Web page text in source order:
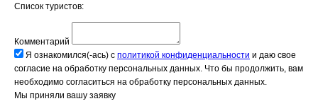
Список туристов:
Комментарий
Я ознакомился(-ась) с политикой конфиденциальности и даю свое
согласие на обработку персональных данных. Что бы продолжить, вам
необходимо согласиться на обработку персональных данных.
Мы приняли вашу заявку